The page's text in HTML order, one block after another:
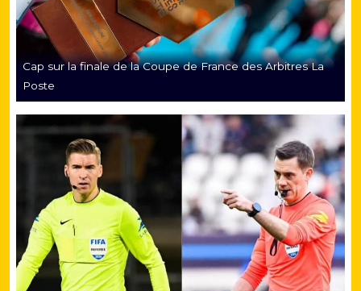
Cap sur la finale de la Coupe de France des Arbitres La
Poste